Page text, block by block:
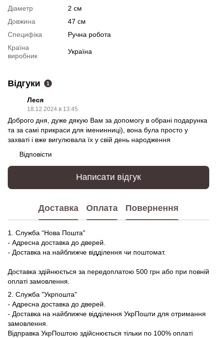
Діаметр
2 см
Довжина
47 см
Специфіка
Ручна робота
Країна
виробник
Україна
Відгуки 1
Леся
18.12.2024 в 13:45
Доброго дня, дуже дякую Вам за допомогу в обрані подарунка
та за самі прикраси для іменинниці), вона була просто у
захваті і вже вигулювала їх у свій день народження
Відповісти
Написати відгук
Доставка Оплата Повернення
1. Служба “Нова Пошта"
- Адресна доставка до дверей.
- Доставка на найближче відділення чи поштомат.
Доставка здійнюється за передоплатою 500 грн або при повній
оплаті замовлення.
2. Служба "Укрпошта"
- Адресна доставка до дверей.
- Доставка на найближче відділення УкрПошти для отримання
замовлення.
Відправка УкрПоштою здійснюється тільки по 100% оплаті